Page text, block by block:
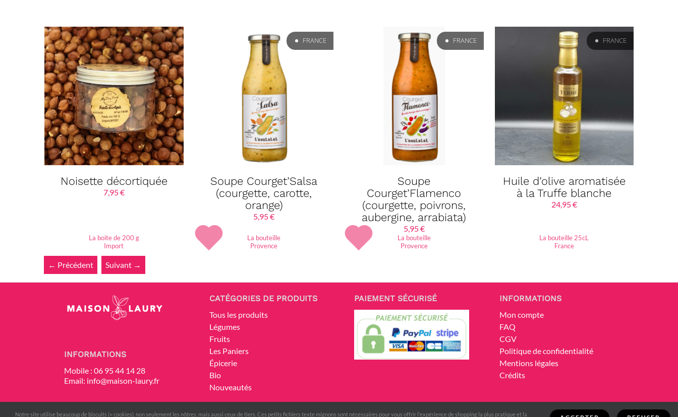
Noisette décortiquée
7,95€
La boite de 200 g
Import
FRANCE
Soupe Courget’Salsa
(courgette, carotte,
orange)
5,95€
La bouteille
Provence
FRANCE
Soupe
Courget’Flamenco
(courgette, poivrons,
aubergine, arrabiata)
5,95€
La bouteille
Provence
FRANCE
Huile d’olive aromatisée
à la Truffe blanche
24,95€
La bouteille 25cL
France
← Précédent Suivant →
INFORMATIONS
Mobile : 06 95 44 14 28
Email: info@maison-laury.fr
CATÉGORIES DE PRODUITS
Tous les produits
Légumes
Fruits
Les Paniers
Épicerie
Bio
Nouveautés
PAIEMENT SÉCURISÉ
INFORMATIONS
Mon compte
FAQ
CGV
Politique de confidentialité
Mentions légales
Crédits
Notre site utilise beaucoup de biscuits (= cookies), non seulement les nôtres, mais aussi ceux de tiers. Ces petits fichiers texte mignons sont nécessaires pour vous offrir l'expérience de shopping la plus pratique et la